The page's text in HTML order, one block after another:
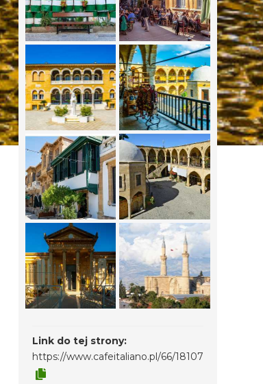
Link do tej strony:
https://www.cafeitaliano.pl/66/18107